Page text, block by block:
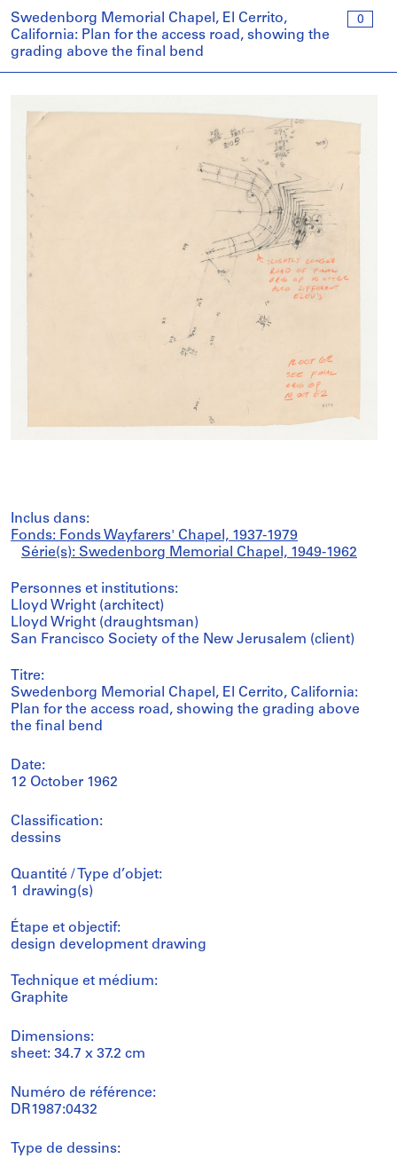
0
Swedenborg Memorial Chapel, El Cerrito,
California: Plan for the access road, showing the
grading above the final bend
Inclus dans:
Fonds: Fonds Wayfarers' Chapel, 1937-1979
Série(s): Swedenborg Memorial Chapel, 1949-1962
Personnes et institutions:
Lloyd Wright (architect)
Lloyd Wright (draughtsman)
San Francisco Society of the New Jerusalem (client)
Titre:
Swedenborg Memorial Chapel, El Cerrito, California:
Plan for the access road, showing the grading above
the final bend
Date:
12 October 1962
Classification:
dessins
Quantité / Type d’objet:
1 drawing(s)
Étape et objectif:
design development drawing
Technique et médium:
Graphite
Dimensions:
sheet: 34.7 x 37.2 cm
Numéro de référence:
DR1987:0432
Type de dessins: